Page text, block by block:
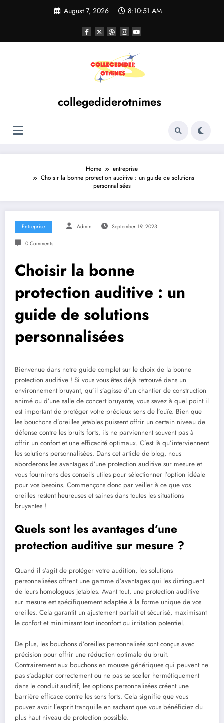
August 7, 2026 8:10:51 AM
collegediderotnimes
Home
entreprise
Choisir la bonne protection auditive : un guide de solutions
personnalisées
Entreprise Admin September 19, 2023
0 Comments
Choisir la bonne
protection auditive : un
guide de solutions
personnalisées
Bienvenue dans notre guide complet sur le choix de la bonne
protection auditive ! Si vous vous êtes déjà retrouvé dans un
environnement bruyant, qu’il s’agisse d’un chantier de construction
animé ou d’une salle de concert bruyante, vous savez à quel point il
est important de protéger votre précieux sens de l’ouïe. Bien que
les bouchons d’oreilles jetables puissent offrir un certain niveau de
défense contre les bruits forts, ils ne parviennent souvent pas à
offrir un confort et une efficacité optimaux. C’est là qu’interviennent
les solutions personnalisées. Dans cet article de blog, nous
aborderons les avantages d’une protection auditive sur mesure et
vous fournirons des conseils utiles pour sélectionner l’option idéale
pour vos besoins. Commençons donc par veiller à ce que vos
oreilles restent heureuses et saines dans toutes les situations
bruyantes !
Quels sont les avantages d’une
protection auditive sur mesure ?
Quand il s’agit de protéger votre audition, les solutions
personnalisées offrent une gamme d’avantages qui les distinguent
de leurs homologues jetables. Avant tout, une protection auditive
sur mesure est spécifiquement adaptée à la forme unique de vos
oreilles. Cela garantit un ajustement parfait et sécurisé, maximisant
le confort et minimisant tout inconfort ou irritation potentiel.
De plus, les bouchons d’oreilles personnalisés sont conçus avec
précision pour offrir une réduction optimale du bruit.
Contrairement aux bouchons en mousse génériques qui peuvent ne
pas s’adapter correctement ou ne pas se sceller hermétiquement
dans le conduit auditif, les options personnalisées créent une
barrière efficace contre les sons forts. Cela signifie que vous
pouvez avoir l’esprit tranquille en sachant que vous bénéficiez du
plus haut niveau de protection possible.